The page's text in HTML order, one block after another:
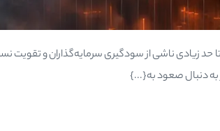
زیادی ناشی از سودگیری سرمایه‌گذاران و تقویت
به دنبال صعود به{...}